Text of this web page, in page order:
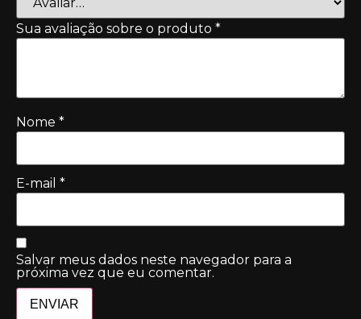
Sua avaliação sobre o produto *
Nome *
E-mail *
Salvar meus dados neste navegador para a
próxima vez que eu comentar.